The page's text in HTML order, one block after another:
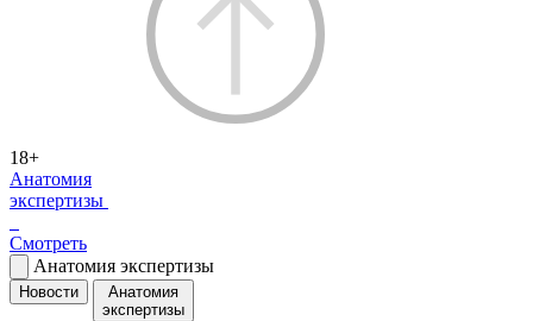
18+
Анатомия
экспертизы
Смотреть
Анатомия экспертизы
Новости
Анатомия
экспертизы